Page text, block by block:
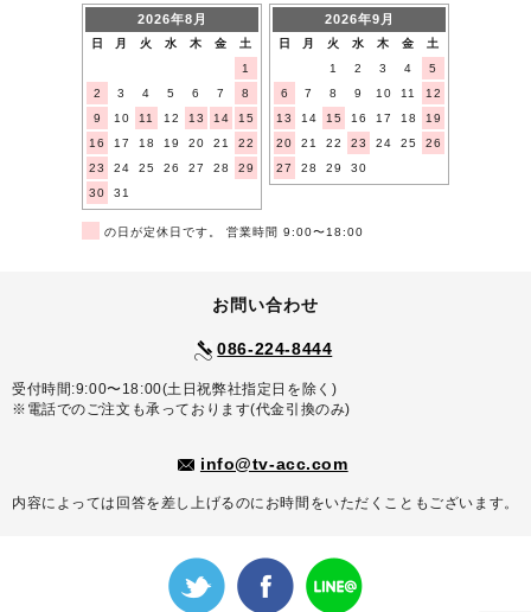
2026年8月
日 月 火 水 木 金
土
1
2
3 4 5 6 7
8
9
10 11 12 13 14
15
16
17 18 19 20 21
22
23
24 25 26 27 28
29
30
31
2026年9月
日 月 火 水 木 金
土
1
2 3 4
5
6
7 8 9 10 11
12
13
14 15 16 17 18
19
20
21 22 23 24 25
26
27
28 29 30
の日が定休日です。 営業時間 9:00〜18:00
お問い合わせ
086-224-8444
受付時間:9:00〜18:00(土日祝弊社指定日を除く)
※電話でのご注文も承っております(代金引換のみ)
info@tv-acc.com
内容によっては回答を差し上げるのにお時間をいただくこともございます。